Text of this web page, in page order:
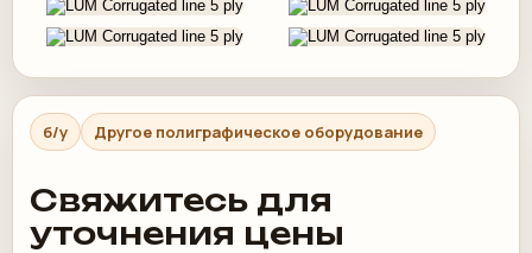
б/у Другое полиграфическое оборудование
Свяжитесь для
уточнения цены